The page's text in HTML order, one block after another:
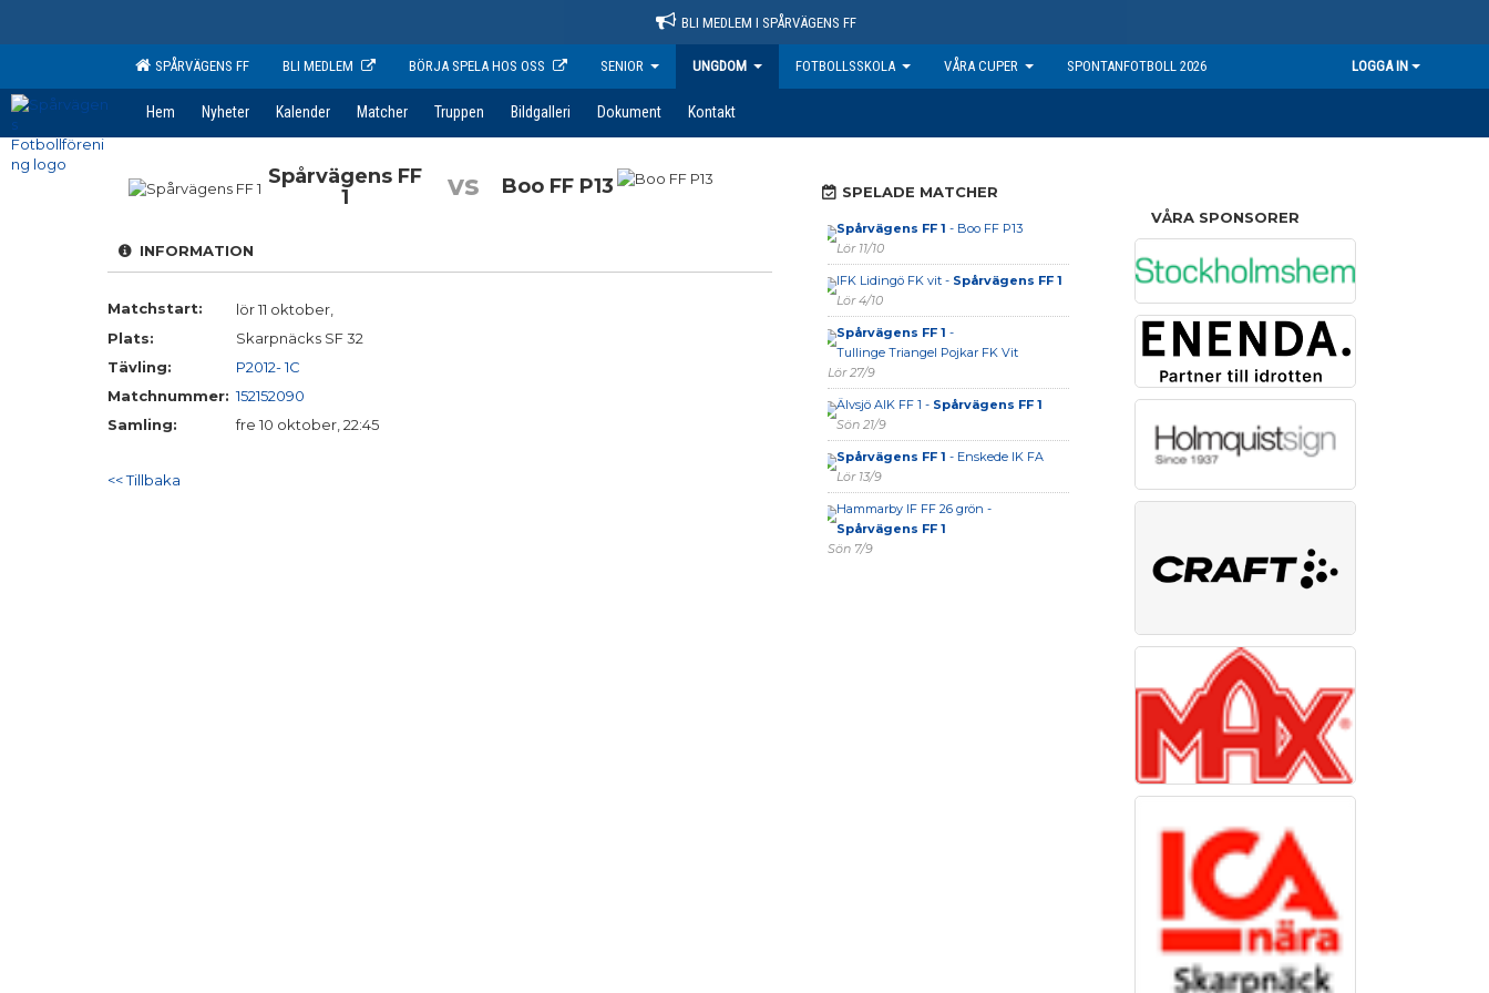
BLI MEDLEM I SPÅRVÄGENS FF
SPÅRVÄGENS FF BLI MEDLEM BÖRJA SPELA HOS OSS SENIOR UNGDOM FOTBOLLSSKOLA VÅRA CUPER SPONTANFOTBOLL 2026 LOGGA IN
Hem Nyheter Kalender Matcher Truppen Bildgalleri Dokument Kontakt
Spårvägens FF
1
vs Boo FF P13
INFORMATION
Matchstart:
lör 11 oktober,
Plats:
Skarpnäcks SF 32
Tävling:
P2012- 1C
Matchnummer: 152152090
Samling:
fre 10 oktober, 22:45
<< Tillbaka
SPELADE MATCHER
Spårvägens FF 1 - Boo FF P13
Lör 11/10
IFK Lidingö FK vit - Spårvägens FF 1
Lör 4/10
Spårvägens FF 1 -
Tullinge Triangel Pojkar FK Vit
Lör 27/9
Älvsjö AIK FF 1 - Spårvägens FF 1
Sön 21/9
Spårvägens FF 1 - Enskede IK FA
Lör 13/9
Hammarby IF FF 26 grön -
Spårvägens FF 1
Sön 7/9
VÅRA SPONSORER